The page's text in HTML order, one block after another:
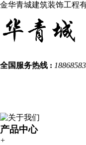
金华青城建筑装饰工程
全国服务热线 :
产品中心
+